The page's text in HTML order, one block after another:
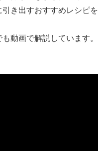
き出すおすすめレシピを
動画で解説しています。